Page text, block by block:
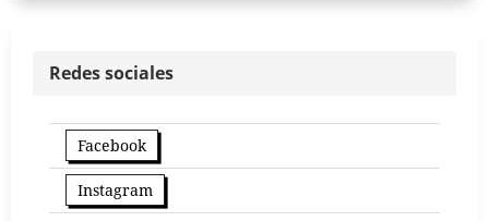
Redes sociales
Facebook
Instagram